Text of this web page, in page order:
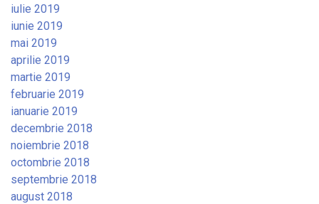
iulie 2019
iunie 2019
mai 2019
aprilie 2019
martie 2019
februarie 2019
ianuarie 2019
decembrie 2018
noiembrie 2018
octombrie 2018
septembrie 2018
august 2018